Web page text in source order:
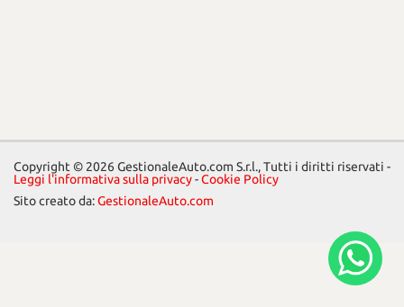
Copyright © 2026 GestionaleAuto.com S.r.l., Tutti i diritti riservati -
Leggi l'informativa sulla privacy-Cookie Policy
Sito creato da:GestionaleAuto.com